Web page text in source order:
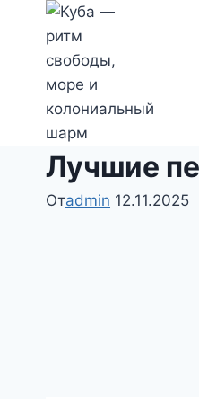
Перейти
содержимому
Лучшие
Отadmin 12.11.2025